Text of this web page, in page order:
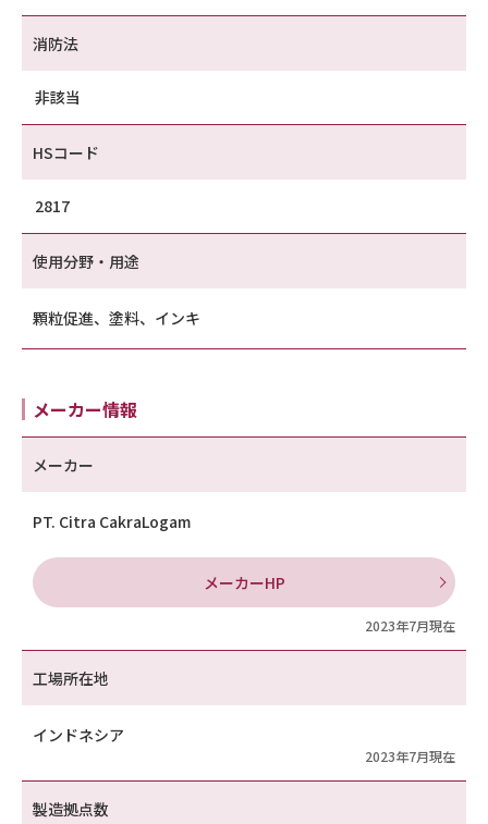
消防法
非該当
HSコード
2817
使用分野・用途
顆粒促進、塗料、インキ
メーカー情報
メーカー
PT. Citra CakraLogam
メーカーHP
2023年7月現在
工場所在地
インドネシア
2023年7月現在
製造拠点数